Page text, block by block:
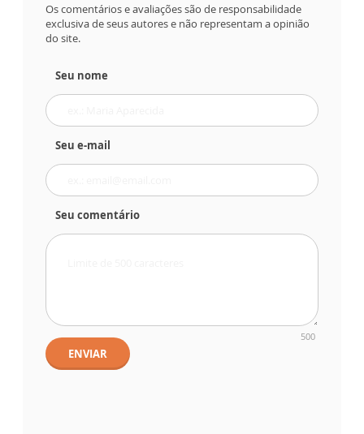
Os comentários e avaliações são de responsabilidade
exclusiva de seus autores e não representam a opinião
do site.
Seu nome
Seu e-mail
Seu comentário
500
ENVIAR